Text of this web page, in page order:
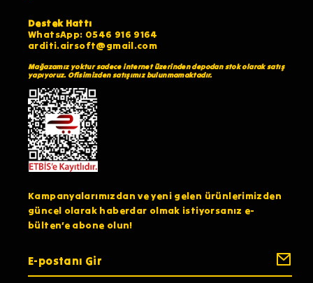
Destek Hattı
WhatsApp: 0546 916 9164
arditi.airsoft@gmail.com
Mağazamız yoktur sadece internet üzerinden depodan stok olarak satış
yapıyoruz. Ofisimizden satışımız bulunmamaktadır.
Kampanyalarımızdan ve yeni gelen ürünlerimizden
güncel olarak haberdar olmak istiyorsanız e-
bülten’e abone olun!